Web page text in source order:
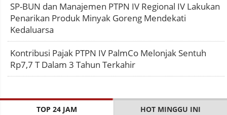
SP-BUN dan Manajemen PTPN IV Regional IV Lakukan
Penarikan Produk Minyak Goreng Mendekati
Kedaluarsa
Kontribusi Pajak PTPN IV PalmCo Melonjak Sentuh
Rp7,7 T Dalam 3 Tahun Terkahir
TOP 24 JAM HOT MINGGU INI